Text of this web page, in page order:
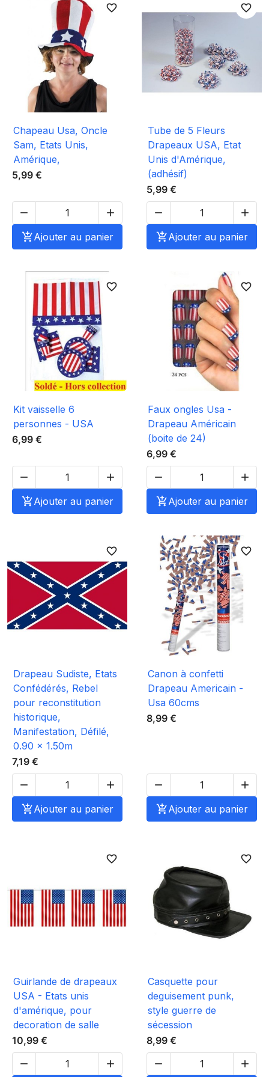
favorite_border
Chapeau Usa, Oncle
Sam, Etats Unis,
Amérique,
5,99 €


Ajouter au panier
favorite_border
Tube de 5 Fleurs
Drapeaux USA, Etat
Unis d'Amérique,
(adhésif)
5,99 €


Ajouter au panier
favorite_border
Kit vaisselle 6
personnes - USA
6,99 €


Ajouter au panier
favorite_border
Faux ongles Usa -
Drapeau Américain
(boite de 24)
6,99 €


Ajouter au panier
favorite_border
Drapeau Sudiste, Etats
Confédérés, Rebel
pour reconstitution
historique,
Manifestation, Défilé,
0.90 x 1.50m
7,19 €


Ajouter au panier
favorite_border
Canon à confetti
Drapeau Americain -
Usa 60cms
8,99 €


Ajouter au panier
favorite_border
Guirlande de drapeaux
USA - Etats unis
d'amérique, pour
decoration de salle
10,99 €


favorite_border
Casquette pour
deguisement punk,
style guerre de
sécession
8,99 €

